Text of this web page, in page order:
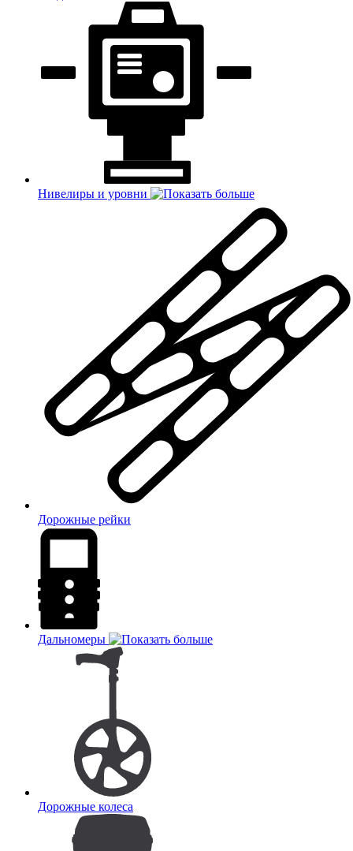
Нивелиры и уровни
Дорожные рейки
Дальномеры
Дорожные колеса